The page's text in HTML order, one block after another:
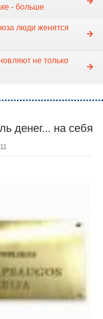
- больше
люди женятся
не только
денег... на себя